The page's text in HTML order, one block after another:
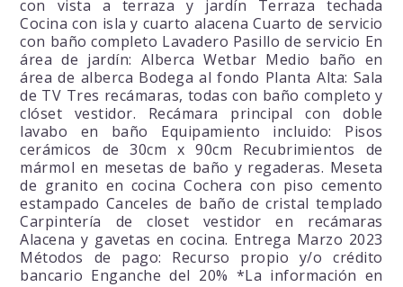
con vista a terraza y jardín Terraza techada
Cocina con isla y cuarto alacena Cuarto de servicio
con baño completo Lavadero Pasillo de servicio En
área de jardín: Alberca Wetbar Medio baño en
área de alberca Bodega al fondo Planta Alta: Sala
de TV Tres recámaras, todas con baño completo y
clóset vestidor. Recámara principal con doble
lavabo en baño Equipamiento incluido: Pisos
cerámicos de 30cm x 90cm Recubrimientos de
mármol en mesetas de baño y regaderas. Meseta
de granito en cocina Cochera con piso cemento
estampado Canceles de baño de cristal templado
Carpintería de closet vestidor en recámaras
Alacena y gavetas en cocina. Entrega Marzo 2023
Métodos de pago: Recurso propio y/o crédito
bancario Enganche del 20% *La información en